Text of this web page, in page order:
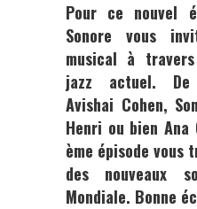
Pour ce nouvel
Sonorevous
musical à
jazz actuel. De
Avishai Cohen,
Henri ou bien Ana
ème épisode vous
des nouveaux
Mondiale. Bonne